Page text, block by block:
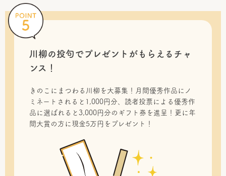
川柳の投句でプレゼントがもらえるチャ
ンス！
きのこにまつわる川柳を大募集！月間優秀作品にノ
ミネートされると1,000円分、読者投票による優秀作
品に選ばれると3,000円分のギフト券を進呈！更に年
間大賞の方に現金5万円をプレゼント！